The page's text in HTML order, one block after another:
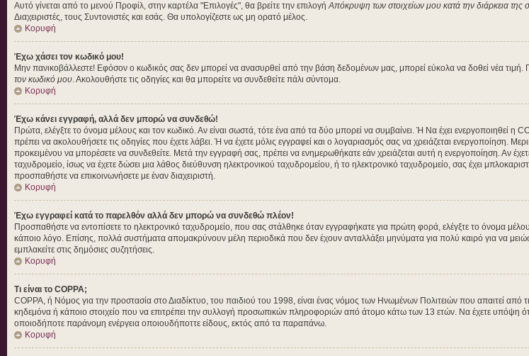
Αυτό γίνεται από το μενού Προφίλ, στην καρτέλα "Επιλογές", θα βρείτε την επιλογήΑπόκρυψη των στοιχείων μου κατά την διάρκεια της
Διαχειριστές, τους Συντονιστές και εσάς. Θα υπολογίζεστε ως μη ορατό μέλος.
Κορυφή
Έχω χάσει τον κωδικό μου!
Μην πανικοβάλλεστε! Εφόσον ο κωδικός σας δεν μπορεί να ανασυρθεί από την βάση δεδομένων μας, μπορεί εύκολα να δοθεί νέα τιμή.
τον κωδικό μου. Ακολουθήστε τις οδηγίες και θα μπορείτε να συνδεθείτε πάλι σύντομα.
Κορυφή
Έχω κάνει εγγραφή, αλλά δεν μπορώ να συνδεθώ!
Πρώτα, ελέγξτε το όνομα μέλους και τον κωδικό. Αν είναι σωστά, τότε ένα από τα δύο μπορεί να συμβαίνει. Ή Να έχει ενεργοποιηθεί η
πρέπει να ακολουθήσετε τις οδηγίες που έχετε λάβει. Ή να έχετε μόλις εγγραφεί και ο λογαριασμός σας να χρειάζεται ενεργοποίηση.
προκειμένου να μπορέσετε να συνδεθείτε. Μετά την εγγραφή σας, πρέπει να ενημερωθήκατε εάν χρειάζεται αυτή η ενεργοποίηση. Αν
ταχυδρομείο, ίσως να έχετε δώσει μια λάθος διεύθυνση ηλεκτρονικού ταχυδρομείου, ή το ηλεκτρονικό ταχυδρομείο, σας έχει
προσπαθήστε να επικοινωνήσετε με έναν διαχειριστή.
Κορυφή
Έχω εγγραφεί κατά το παρελθόν αλλά δεν μπορώ να συνδεθώ πλέον!
Προσπαθήστε να εντοπίσετε το ηλεκτρονικό ταχυδρομείο, που σας στάλθηκε όταν εγγραφήκατε για πρώτη φορά, ελέγξτε το όνομα
κάποιο λόγο. Επίσης, πολλά συστήματα απομακρύνουν μέλη περιοδικά που δεν έχουν ανταλλάξει μηνύματα για πολύ καιρό για να
εμπλακείτε στις δημόσιες συζητήσεις.
Κορυφή
Τι είναι το COPPA;
COPPA, ή Νόμος για την προστασία στο Διαδίκτυο, του παιδιού του 1998, είναι ένας νόμος των Ηνωμένων Πολιτειών που απαιτεί
κηδεμόνα ή κάποιο στοιχείο που να επιτρέπει την συλλογή προσωπικών πληροφοριών από άτομο κάτω των 13 ετών. Να έχετε υπόψη
οποιοδήποτε παράνομη ενέργεια οποιουδήποττε είδους, εκτός από τα παραπάνω.
Κορυφή